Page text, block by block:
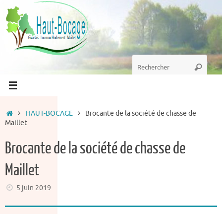
Passer
au
contenu
Recherche
pour
Accueil
HAUT-BOCAGE
Brocante de la société de chasse de
Maillet
Brocante de la société de chasse de
Maillet
5 juin 2019